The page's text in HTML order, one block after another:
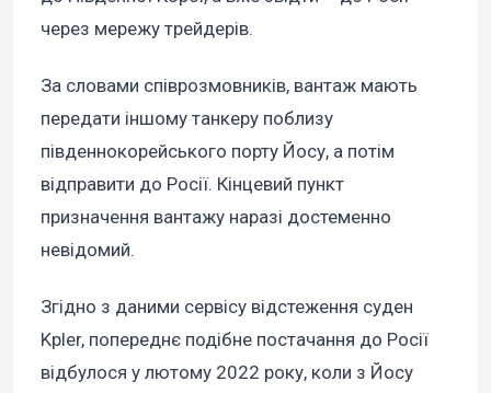
через мережу трейдерів.
За словами співрозмовників, вантаж мають
передати іншому танкеру поблизу
південнокорейського порту Йосу, а потім
відправити до Росії. Кінцевий пункт
призначення вантажу наразі достеменно
невідомий.
Згідно з даними сервісу відстеження суден
Kpler, попереднє подібне постачання до Росії
відбулося у лютому 2022 року, коли з Йосу